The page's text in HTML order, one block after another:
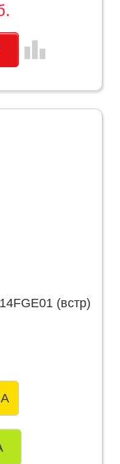
leaderboard
(встр)